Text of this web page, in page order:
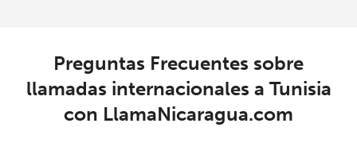
Trinidad And Tobago
Preguntas Frecuentes sobre
llamadas internacionales a Tunisia
con LlamaNicaragua.com